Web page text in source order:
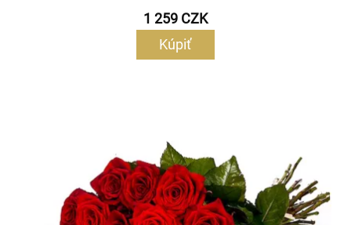
1 259 CZK
Kúpiť